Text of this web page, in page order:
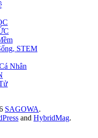
STEM
Nhân
SAGOWA.
and HybridMag.